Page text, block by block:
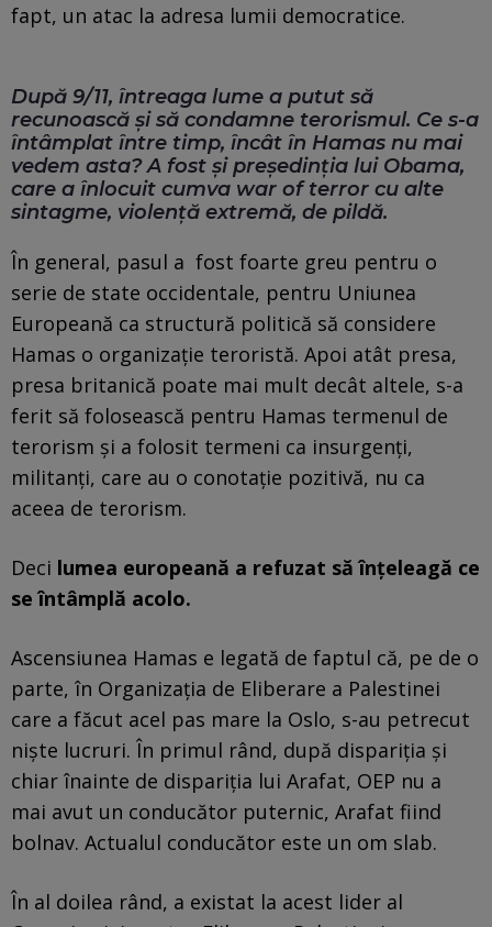
fapt, un atac la adresa lumii democratice.
După 9/11, întreaga lume a putut să
recunoască și să condamne terorismul. Ce s-a
întâmplat între timp, încât în Hamas nu mai
vedem asta? A fost și președinția lui Obama,
care a înlocuit cumva war of terror cu alte
sintagme, violență extremă, de pildă.
În general, pasul a fost foarte greu pentru o
serie de state occidentale, pentru Uniunea
Europeană ca structură politică să considere
Hamas o organizație teroristă. Apoi atât presa,
presa britanică poate mai mult decât altele, s-a
ferit să folosească pentru Hamas termenul de
terorism și a folosit termeni ca insurgenți,
militanți, care au o conotație pozitivă, nu ca
aceea de terorism.
Deci lumea europeană a refuzat să înțeleagă ce
se întâmplă acolo.
Ascensiunea Hamas e legată de faptul că, pe de o
parte, în Organizația de Eliberare a Palestinei
care a făcut acel pas mare la Oslo, s-au petrecut
niște lucruri. În primul rând, după dispariția și
chiar înainte de dispariția lui Arafat, OEP nu a
mai avut un conducător puternic, Arafat fiind
bolnav. Actualul conducător este un om slab.
În al doilea rând, a existat la acest lider al